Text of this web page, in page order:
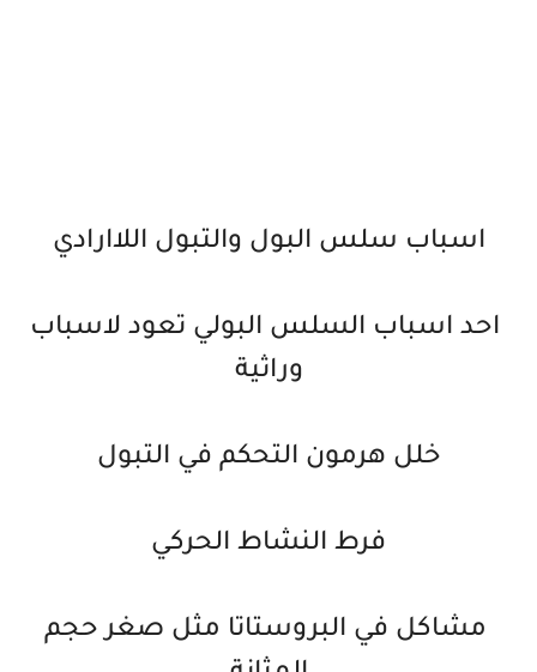
اسباب سلس البول والتبول اللاارادي
احد اسباب السلس البولي تعود لاسباب
وراثية
خلل هرمون التحكم في التبول
فرط النشاط الحركي
مشاكل في البروستاتا مثل صغر حجم